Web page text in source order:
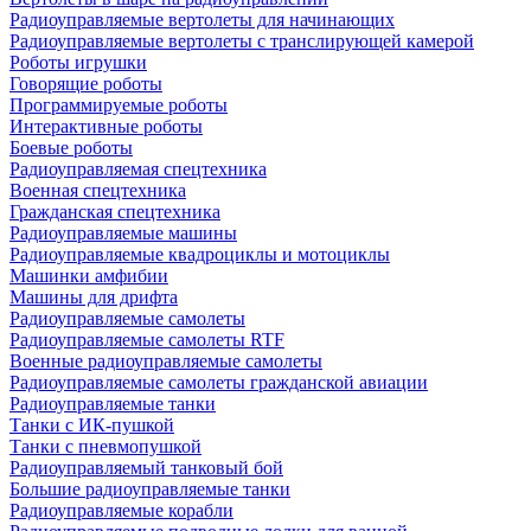
Радиоуправляемые вертолеты для начинающих
Радиоуправляемые вертолеты с транслирующей камерой
Роботы игрушки
Говорящие роботы
Программируемые роботы
Интерактивные роботы
Боевые роботы
Радиоуправляемая спецтехника
Военная спецтехника
Гражданская спецтехника
Радиоуправляемые машины
Радиоуправляемые квадроциклы и мотоциклы
Машинки амфибии
Машины для дрифта
Радиоуправляемые самолеты
Радиоуправляемые самолеты RTF
Военные радиоуправляемые самолеты
Радиоуправляемые самолеты гражданской авиации
Радиоуправляемые танки
Танки с ИК-пушкой
Танки с пневмопушкой
Радиоуправляемый танковый бой
Большие радиоуправляемые танки
Радиоуправляемые корабли